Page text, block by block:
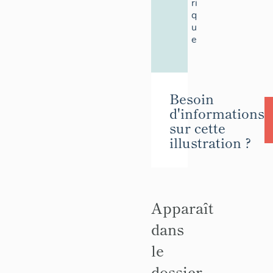
ri
q
u
e
Besoin
d'informations
sur cette
illustration ?
Apparaît
dans
le